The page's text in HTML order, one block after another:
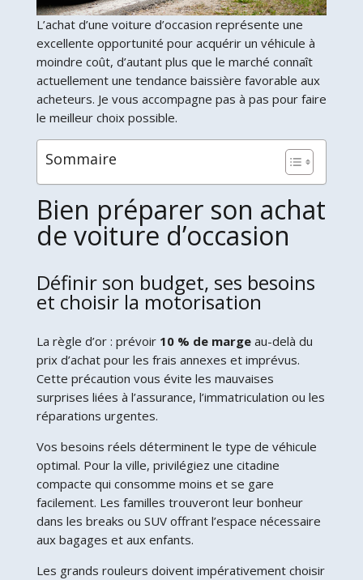
L’achat d’une voiture d’occasion représente une
excellente opportunité pour acquérir un véhicule à
moindre coût, d’autant plus que le marché connaît
actuellement une tendance baissière favorable aux
acheteurs. Je vous accompagne pas à pas pour faire
le meilleur choix possible.
Sommaire
Bien préparer son achat
de voiture d’occasion
Définir son budget, ses besoins
et choisir la motorisation
La règle d’or : prévoir 10 % de margeau-delà du
prix d’achat pour les frais annexes et imprévus.
Cette précaution vous évite les mauvaises
surprises liées à l’assurance, l’immatriculation ou les
réparations urgentes.
Vos besoins réels déterminent le type de véhicule
optimal. Pour la ville, privilégiez une citadine
compacte qui consomme moins et se gare
facilement. Les familles trouveront leur bonheur
dans les breaks ou SUV offrant l’espace nécessaire
aux bagages et aux enfants.
Les grands rouleurs doivent impérativement choisir